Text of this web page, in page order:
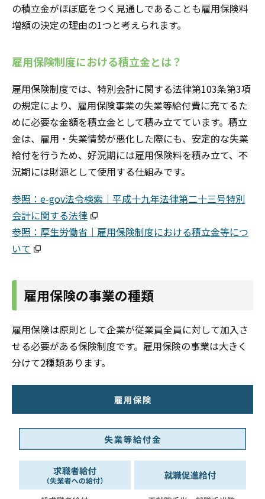
の積立金がほぼ底をつく見通しであることも雇用保険料
増額の決定の理由の1つと考えられます。
雇用保険制度における積立金とは？
雇用保険制度では、特別会計に関する法律第103条第3項
の規定により、雇用保険事業の失業等給付費に充てるた
めに必要な金額を積立金として積み立てています。積立
金は、雇用・失業情勢が悪化した際にも、安定的な失業
給付を行うため、好況期には雇用保険料を積み立て、不
況期には財源として使用する仕組みです。
参照：e-gov法令検索｜平成十九年法律第二十三号特別
会計に関する法律
参照：厚生労働省｜雇用保険制度における積立金等につ
いて
雇用保険の事業の種類
雇用保険は原則として企業が従業員全員に対して加入さ
せる必要がある保険制度です。雇用保険の事業は大きく
分けて2種類あります。